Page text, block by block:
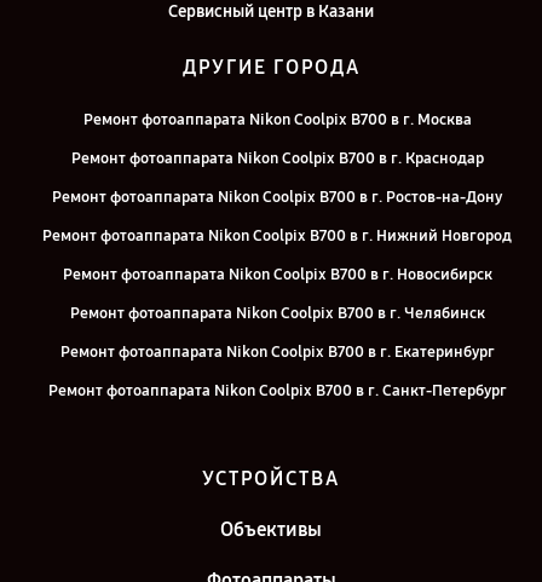
Сервисный центр в Казани
ДРУГИЕ ГОРОДА
Ремонт фотоаппарата Nikon Coolpix B700 в г. Москва
Ремонт фотоаппарата Nikon Coolpix B700 в г. Краснодар
Ремонт фотоаппарата Nikon Coolpix B700 в г. Ростов-на-Дону
Ремонт фотоаппарата Nikon Coolpix B700 в г. Нижний Новгород
Ремонт фотоаппарата Nikon Coolpix B700 в г. Новосибирск
Ремонт фотоаппарата Nikon Coolpix B700 в г. Челябинск
Ремонт фотоаппарата Nikon Coolpix B700 в г. Екатеринбург
Ремонт фотоаппарата Nikon Coolpix B700 в г. Санкт-Петербург
УСТРОЙСТВА
Объективы